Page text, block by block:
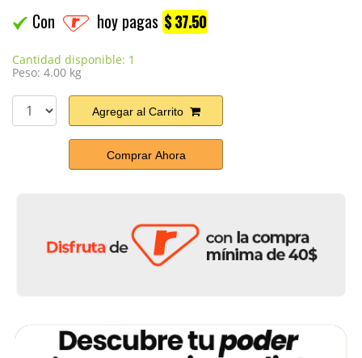
Con hoy pagas $ 37.50
Cantidad disponible: 1
Peso: 4.00 kg
Agregar al Carrito
Comprar Ahora